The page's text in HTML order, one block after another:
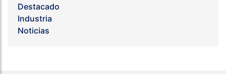
Destacado
Industria
Noticias